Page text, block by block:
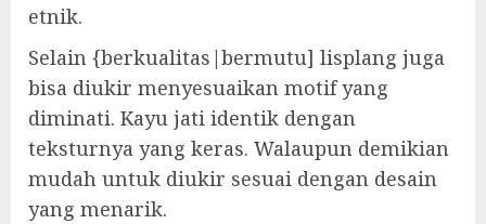
etnik.
Selain {berkualitas|bermutu] lisplang juga
bisa diukir menyesuaikan motif yang
diminati. Kayu jati identik dengan
teksturnya yang keras. Walaupun demikian
mudah untuk diukir sesuai dengan desain
yang menarik.